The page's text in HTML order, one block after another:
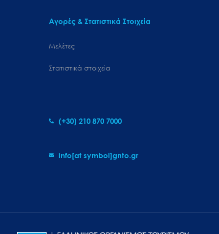
Αγορές & Στατιστικά Στοιχεία
Μελέτες
Στατιστικά στοιχεία
(+30) 210 870 7000
info[at symbol]gnto.gr